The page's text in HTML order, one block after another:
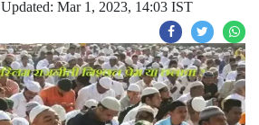
Updated: Mar 1, 2023, 14:03 IST